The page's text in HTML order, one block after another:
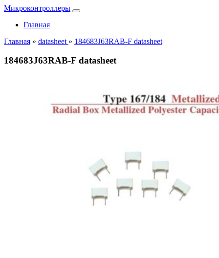
Микроконтроллеры
Главная
Главная » datasheet » 184683J63RAB-F datasheet
184683J63RAB-F datasheet